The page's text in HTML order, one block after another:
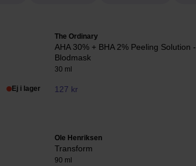
Ej i lager
The Ordinary
AHA 30% + BHA 2% Peeling Solution -
Blodmask
30 ml
127 kr
Ole Henriksen
Transform
90 ml